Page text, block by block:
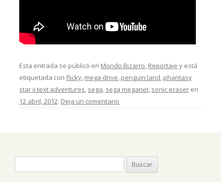
Esta entrada se publicó en Mondo Bizarro, Reportaje y está
etiquetada conflicky, mega drive, penguin land, phantasy
star ii text adventures, sega, sega meganet, sonic eraser en
12 abril, 2012. Deja un comentario